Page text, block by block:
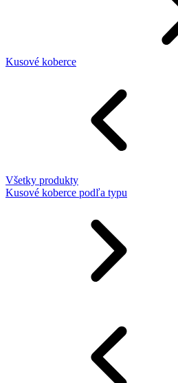
Kusové koberce
Všetky produkty
Kusové koberce podľa typu